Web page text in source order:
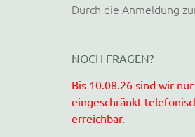
Durch die Anmeldung
NOCH FRAGEN?
Bis 10.08.26 sind wir
eingeschränkt
erreichbar.